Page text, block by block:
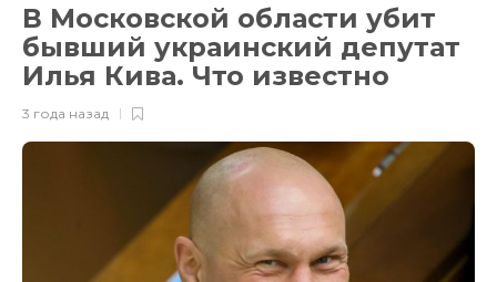
В Московской области убит
бывший украинский депутат
Илья Кива. Что известно
3 года назад